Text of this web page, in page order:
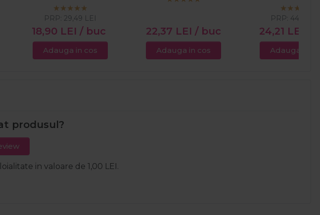
150ml
18,90 LEI / buc
PRP: 29,49 LEI
Adauga in cos
22,37 LEI / buc
Adauga in cos
24,21 LEI
PRP: 44,00
Adauga in
produsul?
in valoare de 1,00 LEI.